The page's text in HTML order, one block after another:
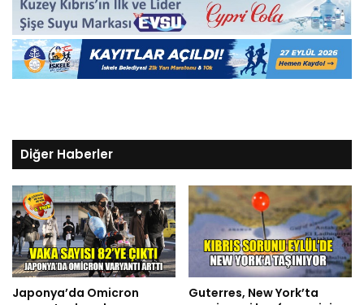
Diğer Haberler
Japonya’da Omicron
Guterres, New York’ta